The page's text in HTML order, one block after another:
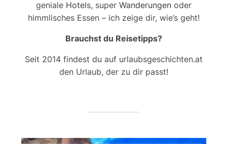
geniale Hotels, super Wanderungenoder
himmlisches Essen – ich zeige dir, wie’s geht!
Brauchst du Reisetipps?
Seit 2014 findest du auf urlaubsgeschichten.at
den Urlaub, der zu dir passt!